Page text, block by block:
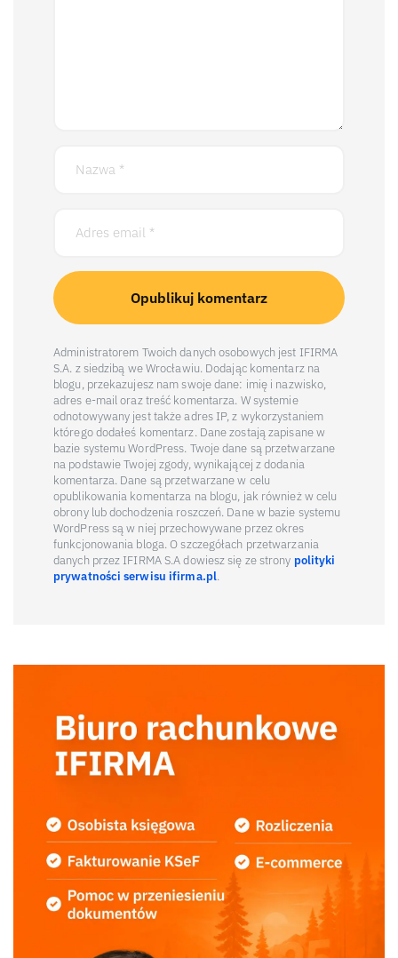
Administratorem Twoich danych osobowych jest IFIRMA
S.A. z siedzibą we Wrocławiu. Dodając komentarz na
blogu, przekazujesz nam swoje dane: imię i nazwisko,
adres e-mail oraz treść komentarza. W systemie
odnotowywany jest także adres IP, z wykorzystaniem
którego dodałeś komentarz. Dane zostają zapisane w
bazie systemu WordPress. Twoje dane są przetwarzane
na podstawie Twojej zgody, wynikającej z dodania
komentarza. Dane są przetwarzane w celu
opublikowania komentarza na blogu, jak również w celu
obrony lub dochodzenia roszczeń. Dane w bazie systemu
WordPress są w niej przechowywane przez okres
funkcjonowania bloga. O szczegółach przetwarzania
danych przez IFIRMA S.A dowiesz się ze strony polityki
prywatności serwisu ifirma.pl.